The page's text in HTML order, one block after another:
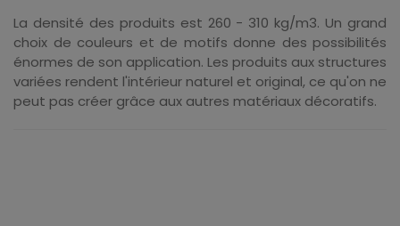
La densité des produits est 260 - 310 kg/m3. Un grand
choix de couleurs et de motifs donne des possibilités
énormes de son application. Les produits aux structures
variées rendent l'intérieur naturel et original, ce qu'on ne
peut pas créer grâce aux autres matériaux décoratifs.